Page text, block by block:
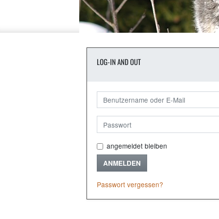
LOG-IN AND OUT
angemeldet bleiben
ANMELDEN
Passwort vergessen?